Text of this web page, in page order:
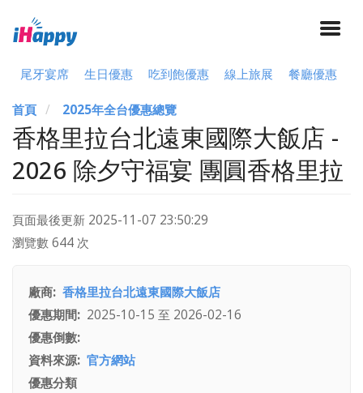
尾牙宴席 生日優惠 吃到飽優惠 線上旅展 餐廳優惠
首頁 2025年全台優惠總覽
香格里拉台北遠東國際大飯店 -
2026 除夕守福宴 團圓香格里拉
頁面最後更新 2025-11-07 23:50:29
瀏覽數 644 次
廠商 香格里拉台北遠東國際大飯店
優惠期間
2025-10-15 至 2026-02-16
優惠倒數
資料來源 官方網站
優惠分類